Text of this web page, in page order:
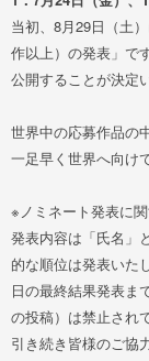
当初、8月29日（土
作以上）の発表」で
公開することが決定
世界中の応募作品の
一足早く世界へ向け
※ノミネート発表に
発表内容は「氏名」
的な順位は発表いた
日の最終結果発表ま
の投稿）は禁止され
引き続き皆様のご協